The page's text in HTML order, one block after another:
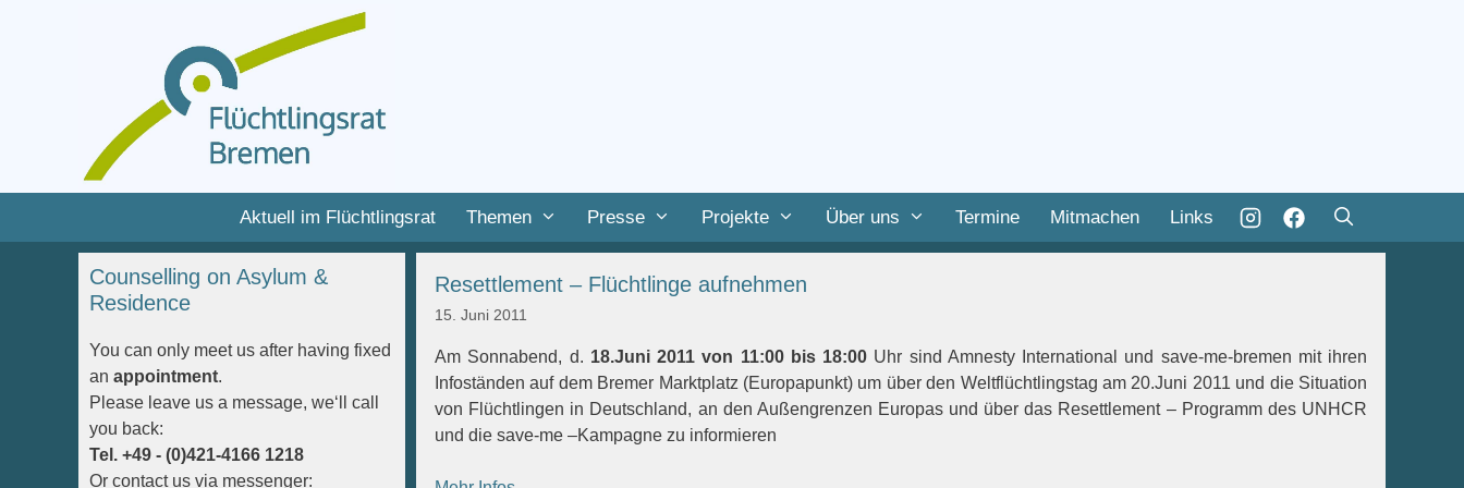
Inhalt
Aktuell im Flüchtlingsrat Themen Presse Projekte Über uns Termine Mitmachen Links
Resettlement – Flüchtlinge aufnehmen
15. Juni 2011
Am Sonnabend, d. 18.Juni 2011 von 11:00 bis 18:00 Uhr sind Amnesty International und save-me-bremen mit ihren
Infoständen auf dem Bremer Marktplatz (Europapunkt) um über den Weltflüchtlingstag am 20.Juni 2011 und die Situation
von Flüchtlingen in Deutschland, an den Außengrenzen Europas und über das Resettlement – Programm des UNHCR
und die save-me –Kampagne zu informieren
Counselling on Asylum &
Residence
You can only meet us after having fixed
an appointment.
Please leave us a message, we‘ll call
you back:
Tel. +49 - (0)421-4166 1218
Or contact us via messenger: